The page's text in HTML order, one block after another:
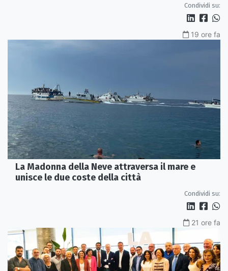
Condividi su:
19 ore fa
La Madonna della Neve attraversa il mare e
unisce le due coste della città
Condividi su:
21 ore fa